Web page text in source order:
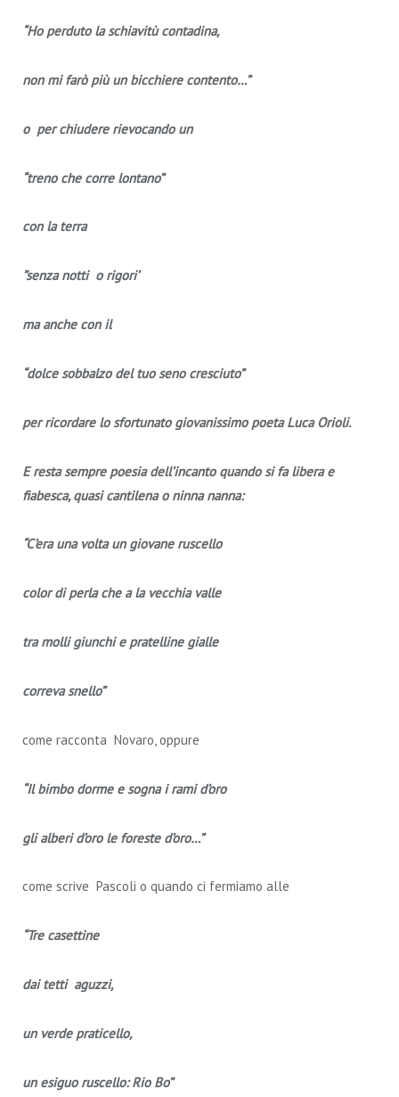
“Ho perduto la schiavitù contadina,
non mi farò più un bicchiere contento…”
o per chiudere rievocando un
“treno che corre lontano”
con la terra
”senza notti o rigori’
ma anche con il
“dolce sobbalzo del tuo seno cresciuto”
per ricordare lo sfortunato giovanissimo poeta Luca Orioli.
E resta sempre poesia dell’incanto quando si fa libera e
fiabesca, quasi cantilena o ninna nanna:
“C’era una volta un giovane ruscello
color di perla che a la vecchia valle
tra molli giunchi e pratelline gialle
correva snello”
come racconta Novaro, oppure
“Il bimbo dorme e sogna i rami d’oro
gli alberi d’oro le foreste d’oro…”
come scrive Pascoli o quando ci fermiamo alle
“Tre casettine
dai tetti aguzzi,
un verde praticello,
un esiguo ruscello: Rio Bo”